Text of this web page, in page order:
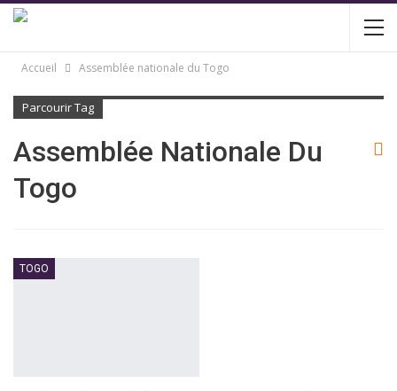
Accueil Assemblée nationale du Togo
Parcourir Tag
Assemblée Nationale Du
Togo
TOGO